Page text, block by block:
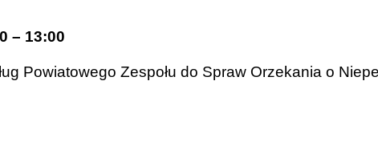
– 13:00
Powiatowego Zespołu do Spraw Orzekania o